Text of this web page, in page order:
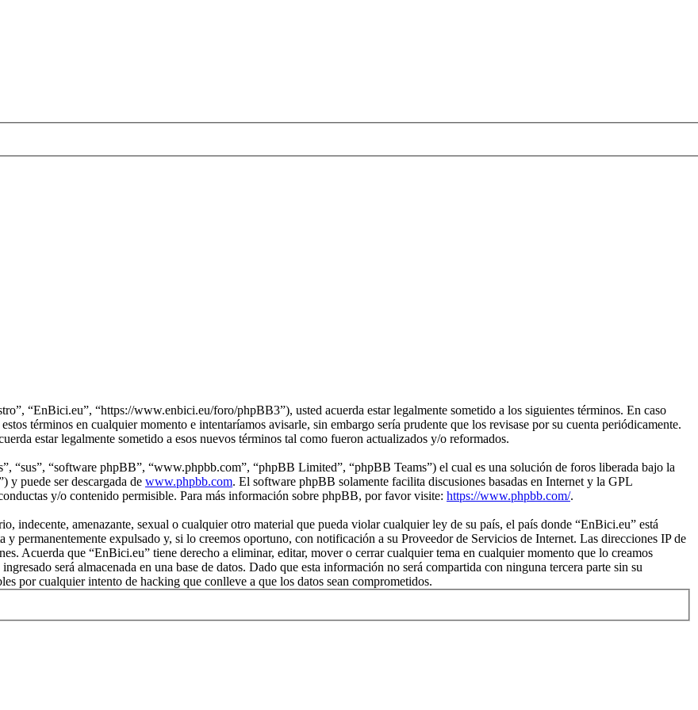
“EnBici.eu”, “https://www.enbici.eu/foro/phpBB3”), usted acuerda estar legalmente sometido a los siguientes términos. En caso
términos en cualquier momento e intentaríamos avisarle, sin embargo sería prudente que los revisase por su cuenta periódicamente.
estar legalmente sometido a esos nuevos términos tal como fueron actualizados y/o reformados.
“sus”, “software phpBB”, “www.phpbb.com”, “phpBB Limited”, “phpBB Teams”) el cual es una solución de foros liberada bajo la
y puede ser descargada de www.phpbb.com. El software phpBB solamente facilita discusiones basadas en Internet y la GPL
y/o contenido permisible. Para más información sobre phpBB, por favor visite: https://www.phpbb.com/.
indecente, amenazante, sexual o cualquier otro material que pueda violar cualquier ley de su país, el país donde “EnBici.eu” está
permanentemente expulsado y, si lo creemos oportuno, con notificación a su Proveedor de Servicios de Internet. Las direcciones IP de
Acuerda que “EnBici.eu” tiene derecho a eliminar, editar, mover o cerrar cualquier tema en cualquier momento que lo creamos
será almacenada en una base de datos. Dado que esta información no será compartida con ninguna tercera parte sin su
por cualquier intento de hacking que conlleve a que los datos sean comprometidos.